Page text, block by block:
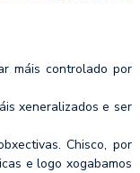
máis controlado por
xeneralizados e ser
Chisco, por
e logo xogabamos